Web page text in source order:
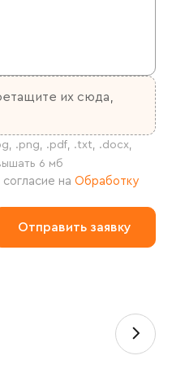
их сюда,
на Обработку